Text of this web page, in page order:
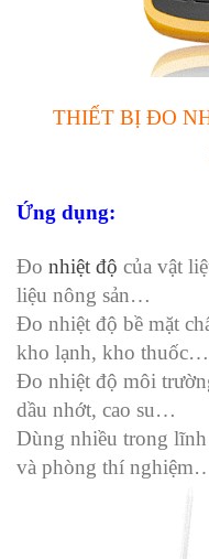
THIẾT BỊ ĐO
Ứng dụng:
Đo nhiệt độ của vật
liệu nông sản…
Đo nhiệt độ bề mặt
kho lạnh, kho thuốc…
Đo nhiệt độ môi
dầu nhớt, cao su…
Dùng nhiều trong
và phòng thí